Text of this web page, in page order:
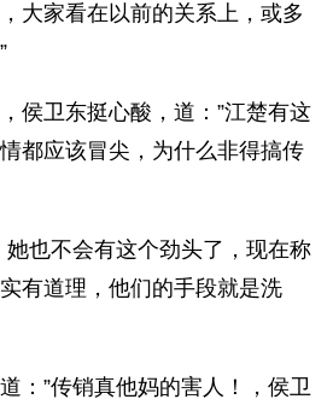
大家看在以前的关系上，或多
侯卫东挺心酸，道：”江楚有这
都应该冒尖，为什么非得搞传
她也不会有这个劲头了，现在称
有道理，他们的手段就是洗
：”传销真他妈的害人！，侯卫